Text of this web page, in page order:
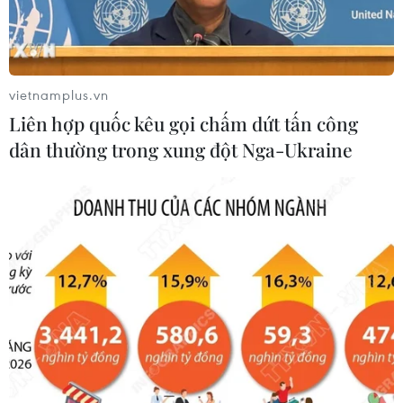
đăng ký
05/08/2026 11:02
ADN liệt sỹ
05/08/2026 09:42
Thái Lan "thắng như chẻ
Nam
05/08/2026 07:15
Dự luật trừng phạt Nga của
Mỹ có thể khiến châu Âu
05/08/2026 04:58
vietnamplus.vn
Liên hợp quốc kêu gọi chấm dứt tấn công
dân thường trong xung đột Nga-Ukraine